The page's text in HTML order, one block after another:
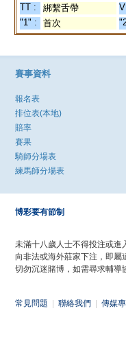
TT : 綁繫舌帶
"1" :
首次
賽事資料
報名表
排位表(本地)
賠率
賽果
騎師分場表
練馬師分場表
博彩要有節制
未滿十八歲人士不得投注或進
向非法或海外莊家下注，即屬
切勿沉迷賭博，如需尋求輔導
常見問題 聯絡我們 傳媒